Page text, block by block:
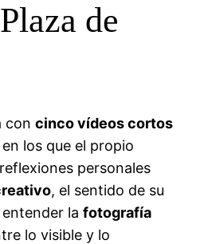
de
concinco vídeos cortos
los que el propio
personales
, el sentido de su
entender lafotografía
lo visible y lo